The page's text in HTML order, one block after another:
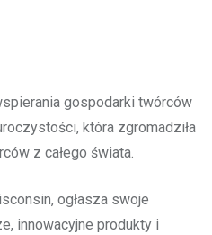
gospodarki twórców
która zgromadziła
z całego świata.
ogłasza swoje
innowacyjne produkty i